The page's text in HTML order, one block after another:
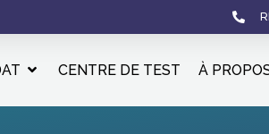
CENTRE DE TEST À